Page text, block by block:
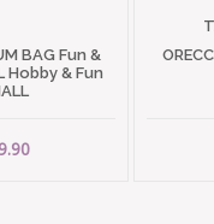
BAG Fun &
Hobby & Fun